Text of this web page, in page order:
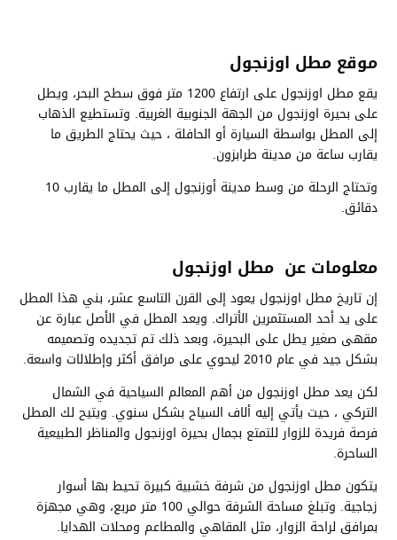
موقع مطل اوزنجول
يقع مطل اوزنجول على ارتفاع 1200 متر فوق سطح البحر، ويطل
على بحيرة اوزنجول من الجهة الجنوبية الغربية. وتستطيع الذهاب
إلى المطل بواسطة السيارة أو الحافلة ، حيث يحتاج الطريق ما
يقارب ساعة من مدينة طرابزون.
وتحتاج الرحلة من وسط مدينة أوزنجول إلى المطل ما يقارب 10
دقائق.
معلومات عن مطل اوزنجول
إن تاريخ مطل اوزنجول يعود إلى القرن التاسع عشر، بني هذا المطل
على يد أحد المستثمرين الأتراك. ويعد المطل في الأصل عبارة عن
مقهى صغير يطل على البحيرة، وبعد ذلك تم تجديده وتصميمه
بشكل جيد في عام 2010 ليحوي على مرافق أكثر وإطلالات واسعة.
لكن يعد مطل اوزنجول من أهم المعالم السياحية في الشمال
التركي ، حيت يأتي إليه ألاف السياح بشكل سنوي. ويتيح لك المطل
فرصة فريدة للزوار للتمتع بجمال بحيرة اوزنجول والمناظر الطبيعية
الساحرة.
يتكون مطل اوزنجول من شرفة خشبية كبيرة تحيط بها أسوار
زجاجية. وتبلغ مساحة الشرفة حوالي 100 متر مربع، وهي مجهزة
بمرافق لراحة الزوار، مثل المقاهي والمطاعم ومحلات الهدايا.